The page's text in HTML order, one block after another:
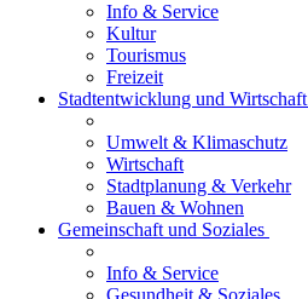
Info & Service
Kultur
Tourismus
Freizeit
Stadtentwicklung und Wirtschaft
Umwelt & Klimaschutz
Wirtschaft
Stadtplanung & Verkehr
Bauen & Wohnen
Gemeinschaft und Soziales
Info & Service
Gesundheit & Soziales